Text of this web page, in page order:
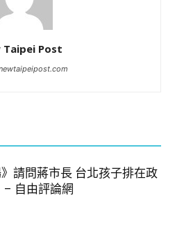
Taipei Post
請問蔣市長 台北孩子排在政
– 自由評論網